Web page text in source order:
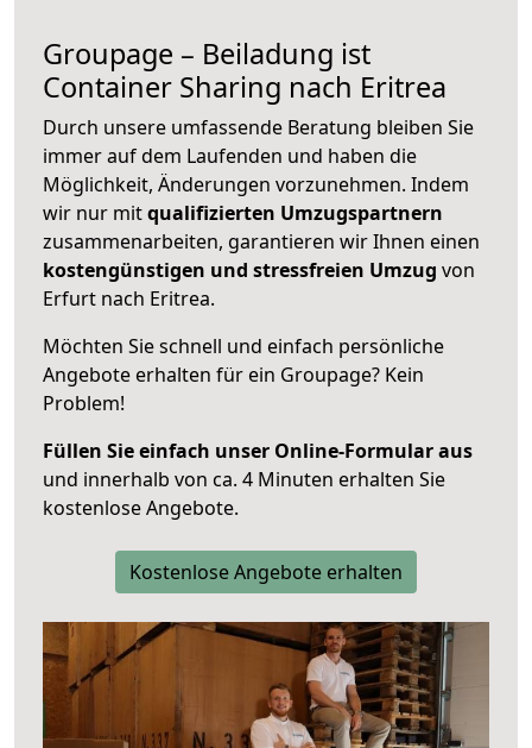
Groupage – Beiladung ist
Container Sharing nach Eritrea
Durch unsere umfassende Beratung bleiben Sie
immer auf dem Laufenden und haben die
Möglichkeit, Änderungen vorzunehmen. Indem
wir nur mitqualifizierten Umzugspartnern
zusammenarbeiten, garantieren wir Ihnen einen
kostengünstigen und stressfreien Umzug von
Erfurt nach Eritrea.
Möchten Sie schnell und einfach persönliche
Angebote erhalten für ein Groupage? Kein
Problem!
Füllen Sie einfach unser Online-Formular aus
und innerhalb von ca. 4 Minuten erhalten Sie
kostenlose Angebote.
Kostenlose Angebote erhalten